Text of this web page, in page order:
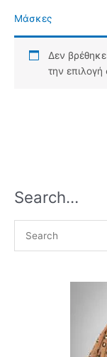
Μάσκες
Δεν
την επιλογή
Search…